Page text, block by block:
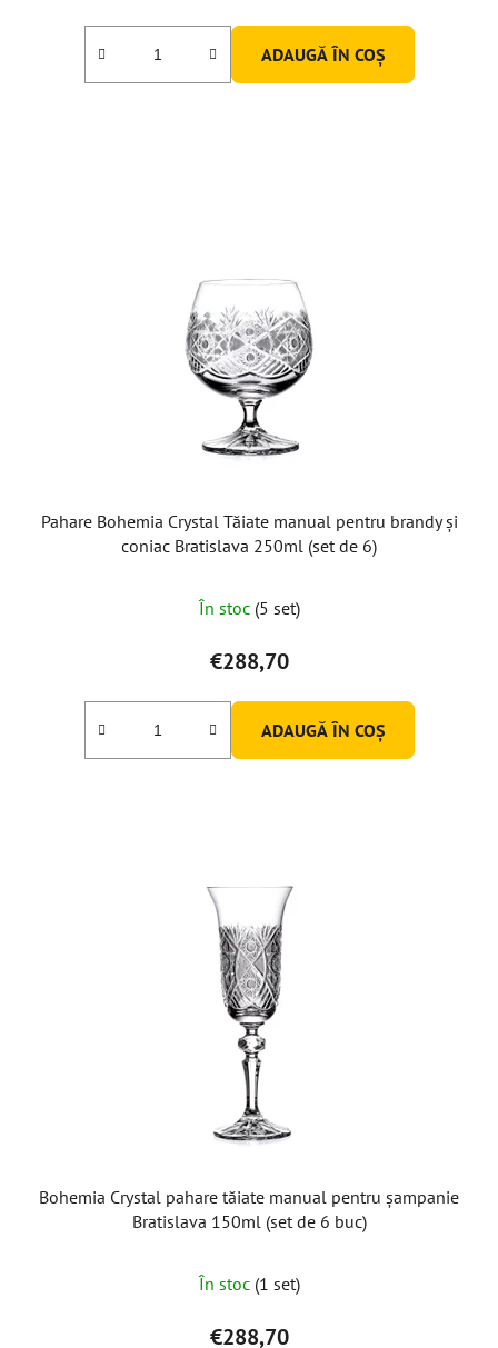
ADAUGĂ ÎN COŞ
Pahare Bohemia Crystal Tăiate manual pentru brandy și
coniac Bratislava 250ml (set de 6)
În stoc (5 set)
€288,70
ADAUGĂ ÎN COŞ
Bohemia Crystal pahare tăiate manual pentru șampanie
Bratislava 150ml (set de 6 buc)
În stoc (1 set)
€288,70